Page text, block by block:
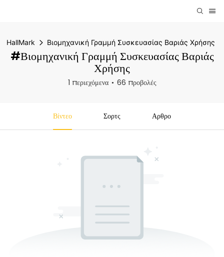
HallMark Βιομηχανική Γραμμή Συσκευασίας Βαριάς Χρήσης
#Βιομηχανική Γραμμή Συσκευασίας Βαριάς
Χρήσης
1 περιεχόμενα 66 προβολές
Βίντεο Σορτς Αρθρο